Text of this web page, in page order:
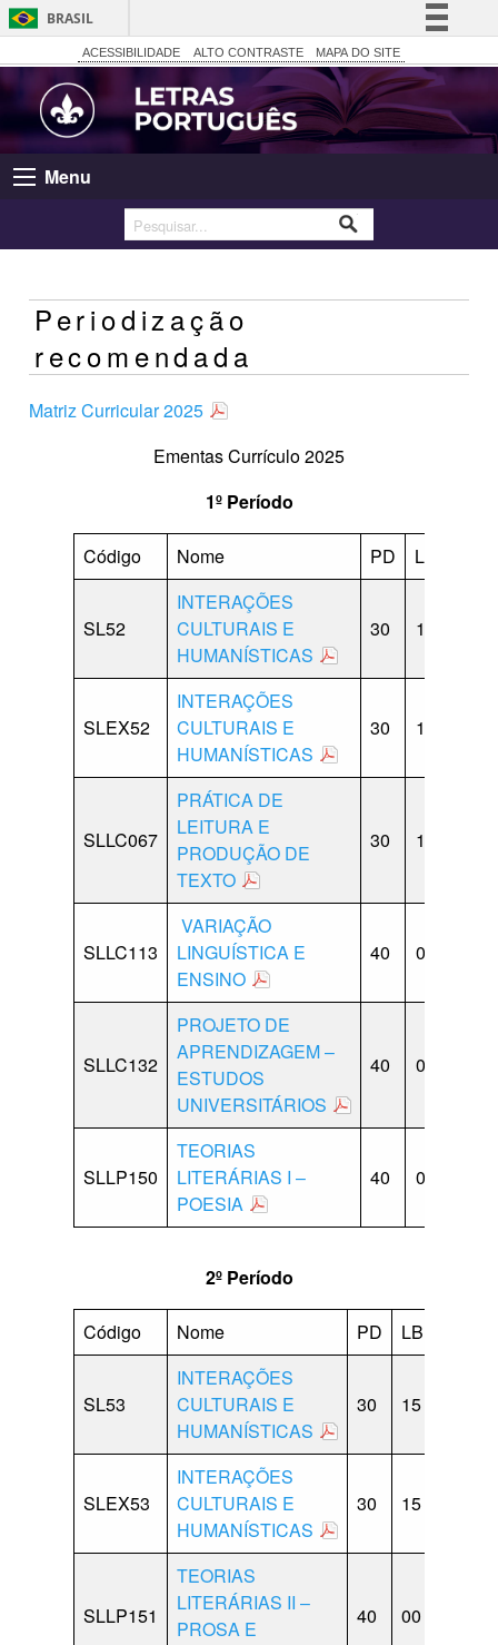
BRASIL
Simplifique!
Comunica BR
Participe
Acesso à informação
Canais
ACESSIBILIDADE ALTO CONTRASTE MAPA DO SITE
Menu
Periodização
recomendada
Matriz Curricular 2025
Ementas Currículo 2025
1º Período
Código Nome PD LB
SL52
INTERAÇÕES
CULTURAIS E
HUMANÍSTICAS
30 15
SLEX52
INTERAÇÕES
CULTURAIS E
HUMANÍSTICAS
30 15
SLLC067
PRÁTICA DE
LEITURA E
PRODUÇÃO DE
TEXTO
30 15
SLLC113
VARIAÇÃO
LINGUÍSTICA E
ENSINO
40 00
SLLC132
PROJETO DE
APRENDIZAGEM –
ESTUDOS
UNIVERSITÁRIOS
40 00
SLLP150
TEORIAS
LITERÁRIAS I –
POESIA
40 00
2º Período
Código Nome PD LB
SL53
INTERAÇÕES
CULTURAIS E
HUMANÍSTICAS
30 15
SLEX53
INTERAÇÕES
CULTURAIS E
HUMANÍSTICAS
30 15
SLLP151
TEORIAS
LITERÁRIAS II –
PROSA E
40 00